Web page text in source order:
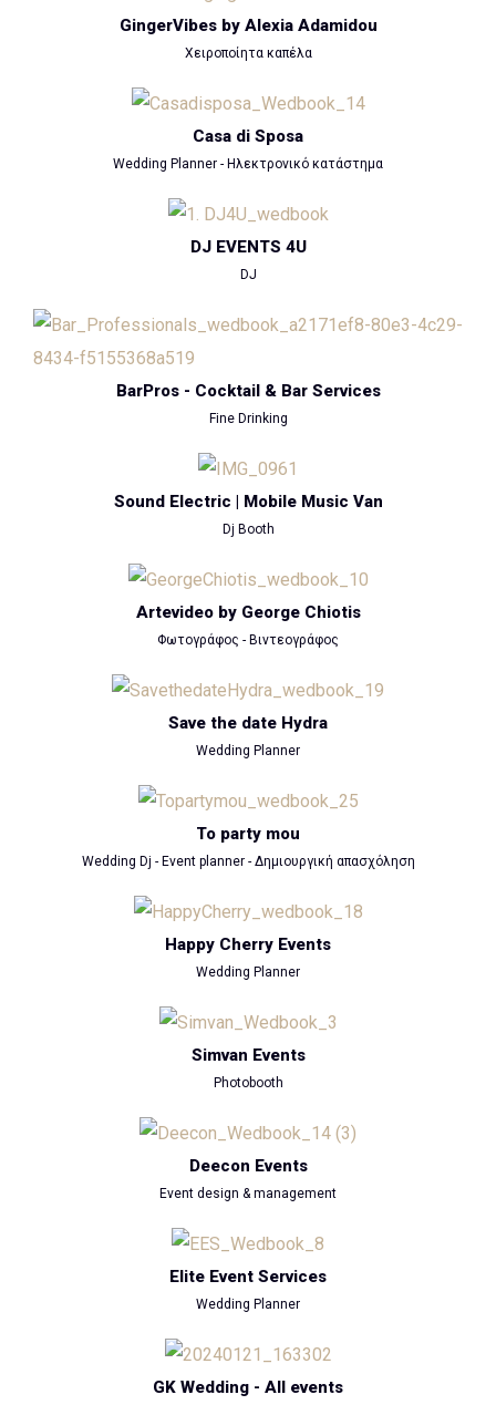
GingerVibes by Alexia Adamidou
Χειροποίητα καπέλα
Casa di Sposa
Wedding Planner - Ηλεκτρονικό κατάστημα
DJ EVENTS 4U
DJ
BarPros - Cocktail & Bar Services
Fine Drinking
Sound Electric | Mobile Music Van
Dj Booth
Artevideo by George Chiotis
Φωτογράφος - Βιντεογράφος
Save the date Hydra
Wedding Planner
To party mou
Wedding Dj - Event planner - Δημιουργική απασχόληση
Happy Cherry Events
Wedding Planner
Simvan Events
Photobooth
Deecon Events
Event design & management
Elite Event Services
Wedding Planner
GK Wedding - All events